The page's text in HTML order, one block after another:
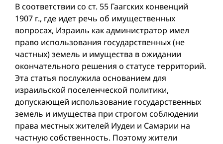
В соответствии со ст. 55 Гаагских конвенций
1907 г., где идет речь об имущественных
вопросах, Израиль как администратор имел
право использования государственных (не
частных) земель и имущества в ожидании
окончательного решения о статусе территорий.
Эта статья послужила основанием для
израильской поселенческой политики,
допускающей использование государственных
земель и имущества при строгом соблюдении
права местных жителей Иудеи и Самарии на
частную собственность. Поэтому жители